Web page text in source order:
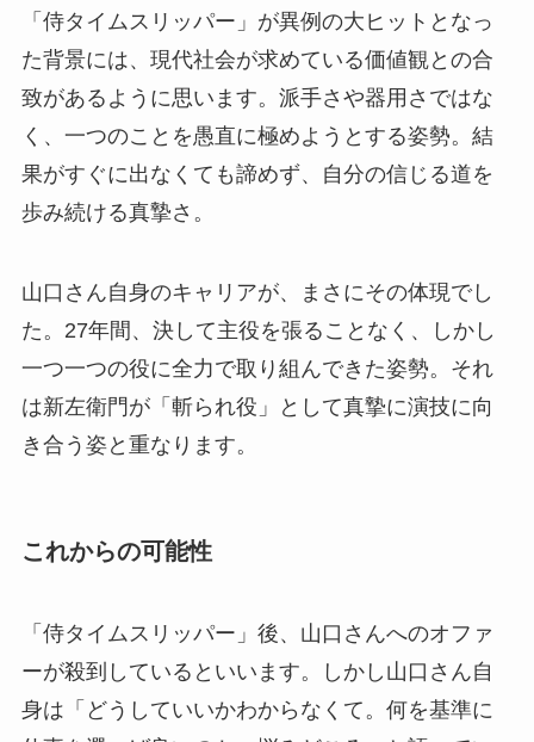
「侍タイムスリッパー」が異例の大ヒットとなっ
た背景には、現代社会が求めている価値観との合
致があるように思います。派手さや器用さではな
く、一つのことを愚直に極めようとする姿勢。結
果がすぐに出なくても諦めず、自分の信じる道を
歩み続ける真摯さ。
山口さん自身のキャリアが、まさにその体現でし
た。27年間、決して主役を張ることなく、しかし
一つ一つの役に全力で取り組んできた姿勢。それ
は新左衛門が「斬られ役」として真摯に演技に向
き合う姿と重なります。
これからの可能性
「侍タイムスリッパー」後、山口さんへのオファ
ーが殺到しているといいます。しかし山口さん自
身は「どうしていいかわからなくて。何を基準に